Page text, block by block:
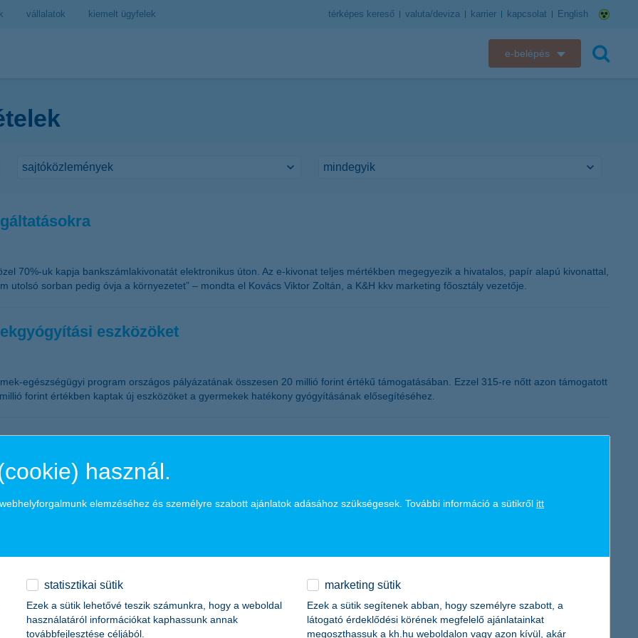
vállalatok kiemelt ügyfelek térképes kereső valuta/deviza karrier kapcsolat English
e-belépés
70%-uk kapja bankszámlakivonatát elektronikus úton. Az e-kivonat teljes mértékben megegyezik a hivatalos, papír alapú kivonattal,
sorban pedig óvja a környezetet” – mondta el Kovács Viktor Zoltán, a K&H kkv marketing főosztály vezetője.
eszközöket
egészségügyi program országos pályázatának összesen 20 millió forint értékű támogatásában. Ezzel 315-re nőtt azon támogatott
forint értékben kaptak új eszközöket a gyermekek hatékony gyógyításának elősegítéséhez.
autózás élményét alakítja át gyökeresen, hanem az autóipari vállalatok, beszállítók és technológia cégek kilátásait is. A K&H jövő
eredményei alapján egyértelműen kivárás jellemző a legnagyobb hazai cégekre. A következő egy évben alacsony, csupán
használ.
elemzéséhez és személyre szabott ajánlatok adásához szükségesek. További információ a sütikről itt
statisztikai sütik
Ezek a sütik lehetővé teszik számunkra, hogy a weboldal
használatáról információkat kaphassunk annak
továbbfejlesztése céljából.
marketing sütik
Ezek a sütik segítenek abban, hogy személyre szabott, a
látogató érdeklődési körének megfelelő ajánlatainkat
megoszthassuk a kh.hu weboldalon vagy azon kívül, akár